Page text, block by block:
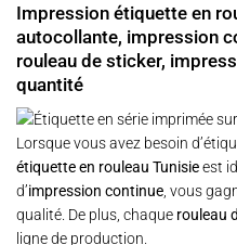
Impression étiquette en
autocollante, impression
rouleau de sticker,
quantité
Lorsque vous avez besoin
étiquette en rouleau Tunisieest
d’impression continue , vous
qualité. De plus, chaque rouleau
ligne de production.